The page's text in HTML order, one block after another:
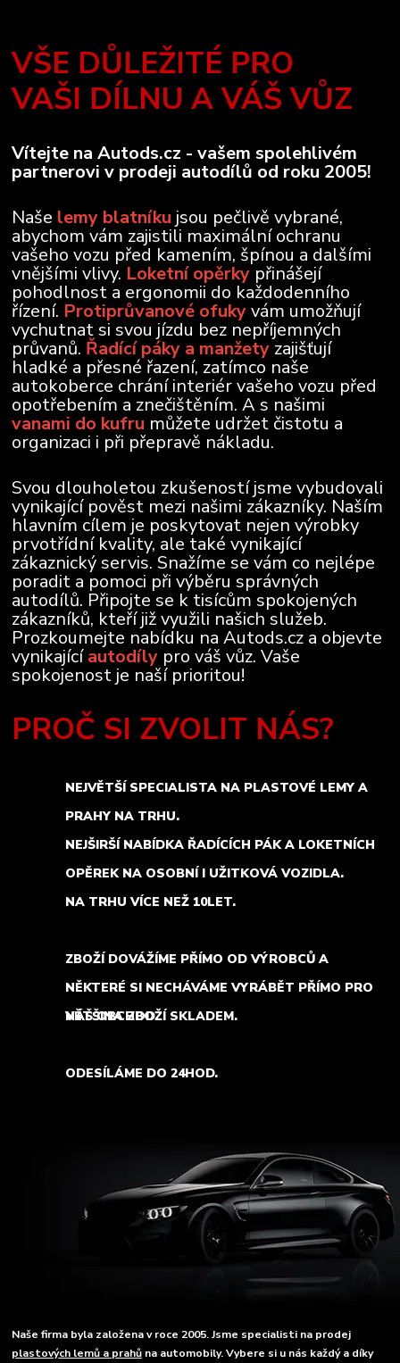
VŠE DŮLEŽITÉ PRO
VAŠI DÍLNU A VÁŠ VŮZ
Vítejte na Autods.cz - vašem spolehlivém
partnerovi v prodeji autodílů od roku 2005!
Naše lemy blatníku jsou pečlivě vybrané,
abychom vám zajistili maximální ochranu
vašeho vozu před kamením, špínou a dalšími
vnějšími vlivy. Loketní opěrky přinášejí
pohodlnost a ergonomii do každodenního
řízení. Protiprůvanové ofukyvám umožňují
vychutnat si svou jízdu bez nepříjemných
průvanů. Řadící páky a manžety zajišťují
hladké a přesné řazení, zatímco naše
autokoberce chrání interiér vašeho vozu před
opotřebením a znečištěním. A s našimi
vanami do kufru můžete udržet čistotu a
organizaci i při přepravě nákladu.
Svou dlouholetou zkušeností jsme vybudovali
vynikající pověst mezi našimi zákazníky. Naším
hlavním cílem je poskytovat nejen výrobky
prvotřídní kvality, ale také vynikající
zákaznický servis. Snažíme se vám co nejlépe
poradit a pomoci při výběru správných
autodílů. Připojte se k tisícům spokojených
zákazníků, kteří již využili našich služeb.
Prozkoumejte nabídku na Autods.cz a objevte
vynikajícíautodíly pro váš vůz. Vaše
spokojenost je naší prioritou!
PROČ SI ZVOLIT NÁS?
NEJVĚTŠÍ SPECIALISTA NA PLASTOVÉ LEMY A
PRAHY NA TRHU.
NEJŠIRŠÍ NABÍDKA ŘADÍCÍCH PÁK A LOKETNÍCH
OPĚREK NA OSOBNÍ I UŽITKOVÁ VOZIDLA.
NA TRHU VÍCE NEŽ 10LET.
ZBOŽÍ DOVÁŽÍME PŘÍMO OD VÝROBCŮ A
NĚKTERÉ SI NECHÁVÁME VYRÁBĚT PŘÍMO PRO
NÁŠ OBCHOD.
VĚTŠINA ZBOŽÍ SKLADEM.
ODESÍLÁME DO 24HOD.
Naše firma byla založena v roce 2005. Jsme specialisti na prodej
plastových lemů a prahů na automobily. Vybere si u nás každý a díky